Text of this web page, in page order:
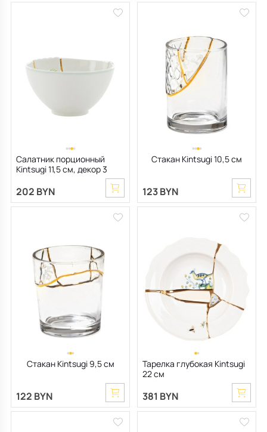
Салатник порционный
Kintsugi 11,5 см, декор 3
202 BYN
Стакан Kintsugi 10,5 см
123 BYN
Стакан Kintsugi 9,5 см
122 BYN
Тарелка глубокая Kintsugi
22 см
381 BYN